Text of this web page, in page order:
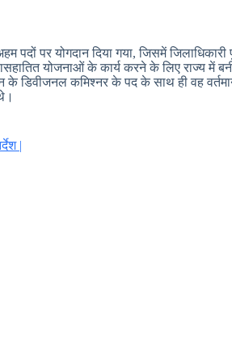
पदों पर योगदान दिया गया, जिसमें जिलाधिकारी
योजनाओं के कार्य करने के लिए राज्य में
के डिवीजनल कमिश्नर के पद के साथ ही वह
|